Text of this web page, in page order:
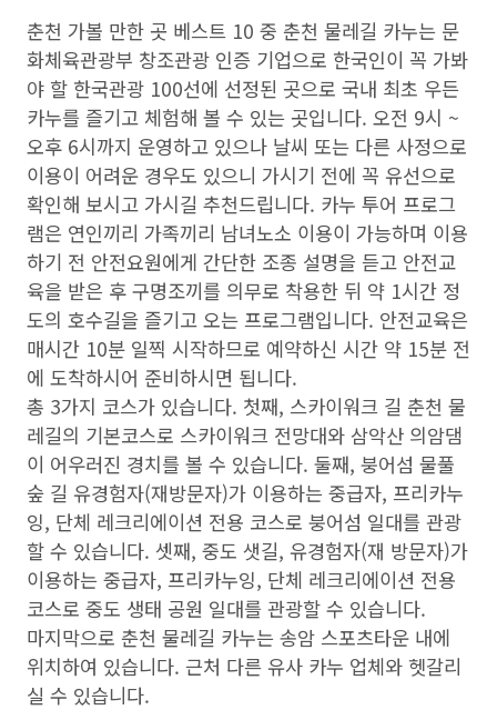
춘천 가볼 만한 곳 베스트 10 중 춘천 물레길 카누는 문
화체육관광부 창조관광 인증 기업으로 한국인이 꼭 가봐
야 할 한국관광 100선에 선정된 곳으로 국내 최초 우든
카누를 즐기고 체험해 볼 수 있는 곳입니다. 오전 9시 ~
오후 6시까지 운영하고 있으나 날씨 또는 다른 사정으로
이용이 어려운 경우도 있으니 가시기 전에 꼭 유선으로
확인해 보시고 가시길 추천드립니다. 카누 투어 프로그
램은 연인끼리 가족끼리 남녀노소 이용이 가능하며 이용
하기 전 안전요원에게 간단한 조종 설명을 듣고 안전교
육을 받은 후 구명조끼를 의무로 착용한 뒤 약 1시간 정
도의 호수길을 즐기고 오는 프로그램입니다. 안전교육은
매시간 10분 일찍 시작하므로 예약하신 시간 약 15분 전
에 도착하시어 준비하시면 됩니다.
총 3가지 코스가 있습니다. 첫째, 스카이워크 길 춘천 물
레길의 기본코스로 스카이워크 전망대와 삼악산 의암댐
이 어우러진 경치를 볼 수 있습니다. 둘째, 붕어섬 물풀
숲 길 유경험자(재방문자)가 이용하는 중급자, 프리카누
잉, 단체 레크리에이션 전용 코스로 붕어섬 일대를 관광
할 수 있습니다. 셋째, 중도 샛길, 유경험자(재 방문자)가
이용하는 중급자, 프리카누잉, 단체 레크리에이션 전용
코스로 중도 생태 공원 일대를 관광할 수 있습니다.
마지막으로 춘천 물레길 카누는 송암 스포츠타운 내에
위치하여 있습니다. 근처 다른 유사 카누 업체와 헷갈리
실 수 있습니다.